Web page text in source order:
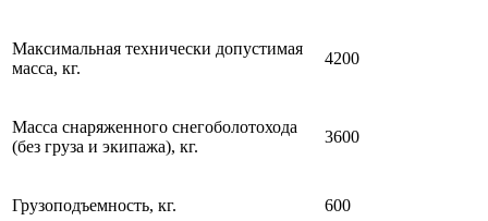
Максимальная технически допустимая
масса, кг.
4200
Масса снаряженного снегоболотохода
(без груза и экипажа), кг.
3600
Грузоподъемность, кг. 600